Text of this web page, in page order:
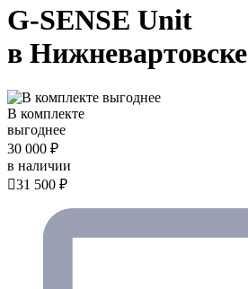
G-SENSE Unit
в Нижневартовске
В комплекте
выгоднее
30 000 ₽
в наличии
31 500 ₽